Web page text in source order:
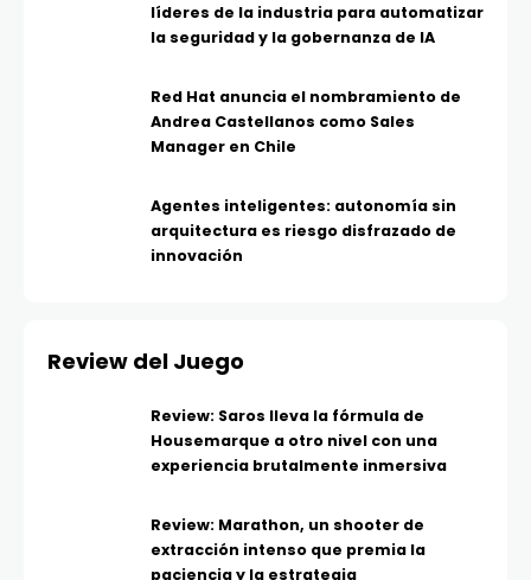
líderes de la industria para automatizar
la seguridad y la gobernanza de IA
Red Hat anuncia el nombramiento de
Andrea Castellanos como Sales
Manager en Chile
Agentes inteligentes: autonomía sin
arquitectura es riesgo disfrazado de
innovación
Review del Juego
Review: Saros lleva la fórmula de
Housemarque a otro nivel con una
experiencia brutalmente inmersiva
Review: Marathon, un shooter de
extracción intenso que premia la
paciencia y la estrategia